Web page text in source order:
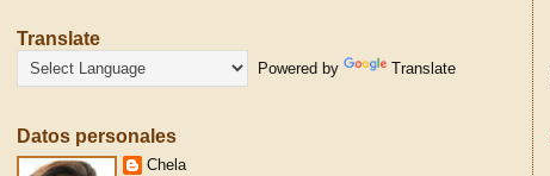
Translate
Powered by Translate
Datos personales
Chela